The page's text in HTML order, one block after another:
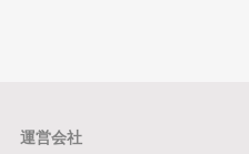
運営会社